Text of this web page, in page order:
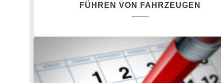
FÜHREN VON FAHRZEUGEN